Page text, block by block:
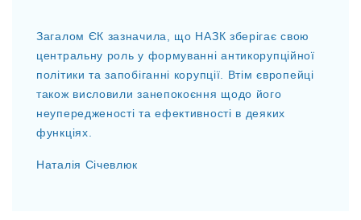
Загалом ЄК зазначила, що НАЗК зберігає свою
центральну роль у формуванні антикорупційної
політики та запобіганні корупції. Втім європейці
також висловили занепокоєння щодо його
неупередженості та ефективності в деяких
функціях.
Наталія Січевлюк